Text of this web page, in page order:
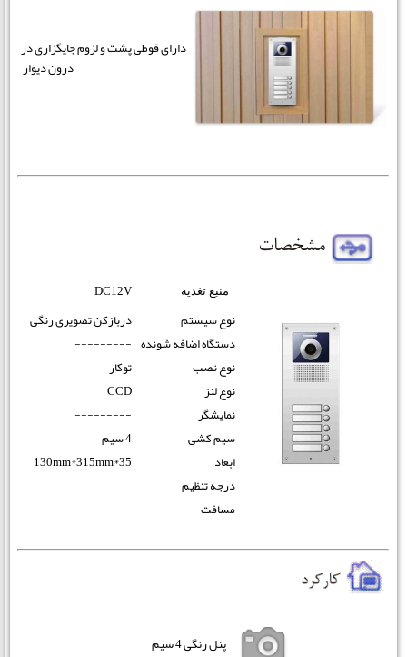
دارای قوطی پشت و لزوم جایگزاری در
درون دیوار
منبع تغذیه
DC12V
نوع سیستم
دربازکن تصویری رنگی
دستگاه اضافه شونده ---------
نوع نصب
توکار
نوع لنز
CCD
نمایشگر
---------
سیم کشی
4 سیم
ابعاد
130mm*315mm*35
درجه تنظیم
مسافت
پنل رنگی 4 سیم